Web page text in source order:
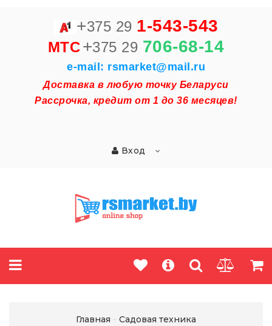
+375 29 1-543-543
MTC+375 29 706-68-14
e-mail: rsmarket@mail.ru
Доставка в любую точку Беларуси
Рассрочка, кредит от 1 до 36 месяцев!
Вход
Главная
Садовая техника